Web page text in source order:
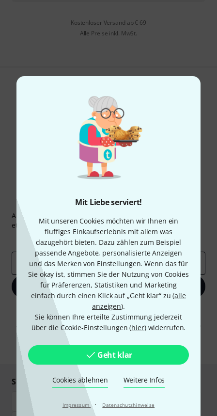
Mit Liebe serviert!
Mit unseren Cookies möchten wir Ihnen ein
fluffiges Einkaufserlebnis mit allem was
dazugehört bieten. Dazu zählen zum Beispiel
passende Angebote, personalisierte Anzeigen
und das Merken von Einstellungen. Wenn das für
Sie okay ist, stimmen Sie der Nutzung von Cookies
für Präferenzen, Statistiken und Marketing
einfach durch einen Klick auf „Geht klar“ zu (alle
anzeigen).
Sie können Ihre erteilte Zustimmung jederzeit
über die Cookie-Einstellungen (hier) widerrufen.
Geht klar
Cookies ablehnen Weitere Infos
Impressum · Datenschutzhinweise
Kostenloser Versand ab € 69
Alle Preise inkl. MwSt.
Hilfe & Feedback
Thomann Newsletter
Abonniere den Thomann Newsletter und gewinne mit
etwas Glück einen von50 Gutscheinenüber jeweils
Inspirierende Beiträge
Deals Thomann Insights
E-Mail-Adresse*
Jetzt anmelden
Mit Klick auf „Jetzt anmelden“ stimmen Sie dem Erhalt von E-Mail-
Werbung und einer Messung des E-Mail-Nutzungsverhaltens zu. Die
Abmeldung ist jederzeit möglich. Weitere Informationen finden Sie in
unserenDatenschutzhinweisen
Sicher einkaufen & bezahlen